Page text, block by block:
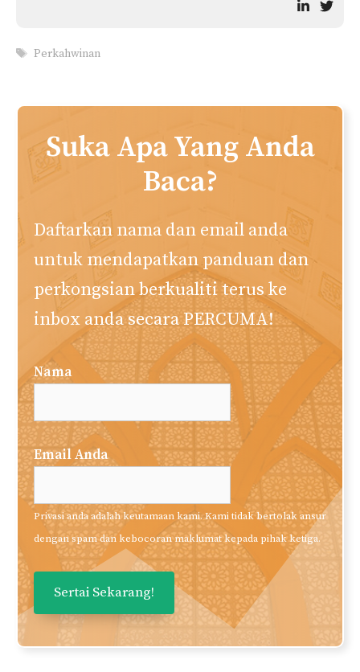
Tags
Perkahwinan
Suka Apa Yang Anda
Baca?
Daftarkan nama dan email anda
untuk mendapatkan panduan dan
perkongsian berkualiti terus ke
inbox anda secara PERCUMA!
Nama
Email Anda
Privasi anda adalah keutamaan kami. Kami tidak bertolak ansur
dengan spam dan kebocoran maklumat kepada pihak ketiga.